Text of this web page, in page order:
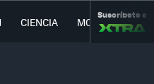
CIENCIA MOVILIDAD
Suscríbete a